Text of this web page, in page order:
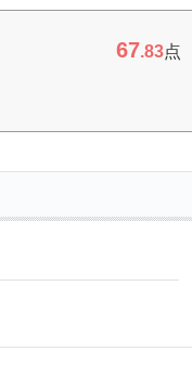
67.83点